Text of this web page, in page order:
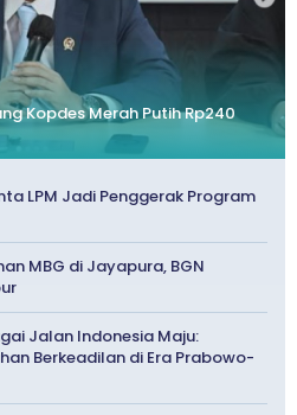
Kopdes Merah Putih Rp240
LPM Jadi Penggerak Program
MBG di Jayapura, BGN
Jalan Indonesia Maju:
Berkeadilan di Era Prabowo-